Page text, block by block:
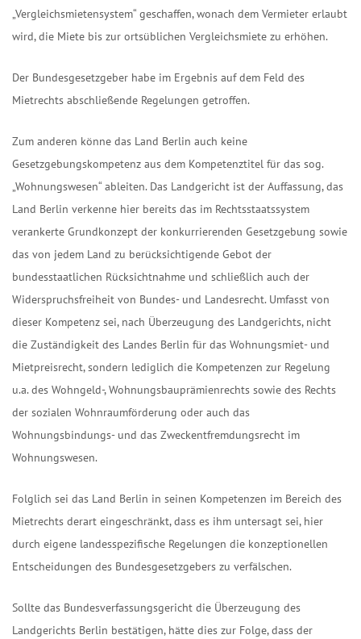
„Vergleichsmietensystem“ geschaffen, wonach dem Vermieter erlaubt
wird, die Miete bis zur ortsüblichen Vergleichsmiete zu erhöhen.
Der Bundesgesetzgeber habe im Ergebnis auf dem Feld des
Mietrechts abschließende Regelungen getroffen.
Zum anderen könne das Land Berlin auch keine
Gesetzgebungskompetenz aus dem Kompetenztitel für das sog.
„Wohnungswesen“ ableiten. Das Landgericht ist der Auffassung, das
Land Berlin verkenne hier bereits das im Rechtsstaatssystem
verankerte Grundkonzept der konkurrierenden Gesetzgebung sowie
das von jedem Land zu berücksichtigende Gebot der
bundesstaatlichen Rücksichtnahme und schließlich auch der
Widerspruchsfreiheit von Bundes- und Landesrecht. Umfasst von
dieser Kompetenz sei, nach Überzeugung des Landgerichts, nicht
die Zuständigkeit des Landes Berlin für das Wohnungsmiet- und
Mietpreisrecht, sondern lediglich die Kompetenzen zur Regelung
u.a. des Wohngeld-, Wohnungsbauprämienrechts sowie des Rechts
der sozialen Wohnraumförderung oder auch das
Wohnungsbindungs- und das Zweckentfremdungsrecht im
Wohnungswesen.
Folglich sei das Land Berlin in seinen Kompetenzen im Bereich des
Mietrechts derart eingeschränkt, dass es ihm untersagt sei, hier
durch eigene landesspezifische Regelungen die konzeptionellen
Entscheidungen des Bundesgesetzgebers zu verfälschen.
Sollte das Bundesverfassungsgericht die Überzeugung des
Landgerichts Berlin bestätigen, hätte dies zur Folge, dass der